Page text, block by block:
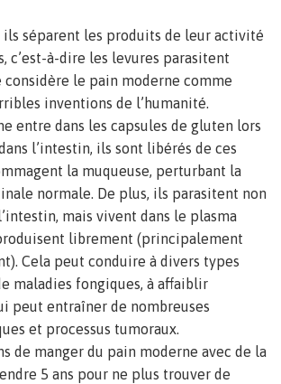
ils séparent les produits de leur activité
c’est-à-dire les levures parasitent
considère le pain moderne comme
inventions de l’humanité.
entre dans les capsules de gluten lors
l’intestin, ils sont libérés de ces
la muqueuse, perturbant la
normale. De plus, ils parasitent non
mais vivent dans le plasma
librement (principalement
Cela peut conduire à divers types
maladies fongiques, à affaiblir
peut entraîner de nombreuses
et processus tumoraux.
de manger du pain moderne avec de la
5 ans pour ne plus trouver de